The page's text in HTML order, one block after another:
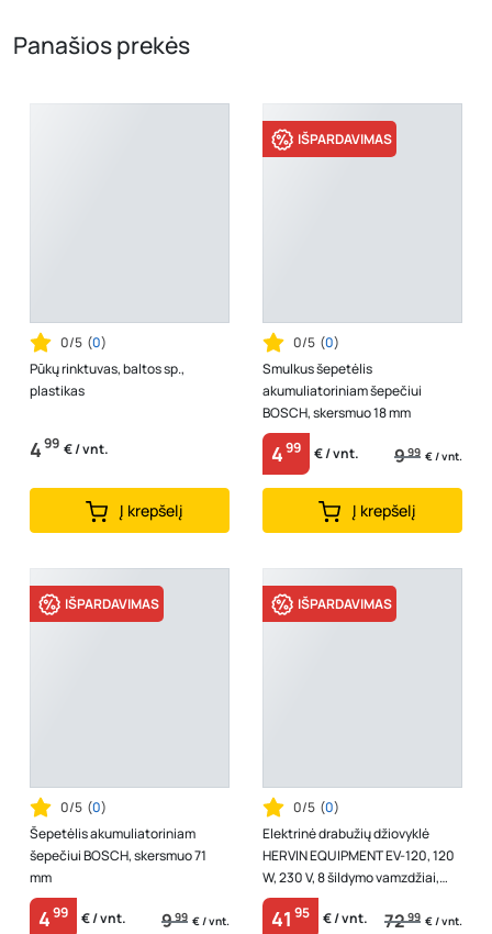
Panašios prekės
0/5 (0)
Pūkų rinktuvas, baltos sp.,
plastikas
499 € / vnt.
Į krepšelį
IŠPARDAVIMAS
0/5 (0)
Smulkus šepetėlis
akumuliatoriniam šepečiui
BOSCH, skersmuo 18 mm
499 € / vnt. 999 € / vnt.
Į krepšelį
IŠPARDAVIMAS
0/5 (0)
Šepetėlis akumuliatoriniam
šepečiui BOSCH, skersmuo 71
mm
499 € / vnt. 999 € / vnt.
IŠPARDAVIMAS
0/5 (0)
Elektrinė drabužių džiovyklė
HERVIN EQUIPMENT EV-120, 120
W, 230 V, 8 šildymo vamzdžiai,
950 x 500 x 740 mm
41 95 € / vnt. 7299 € / vnt.